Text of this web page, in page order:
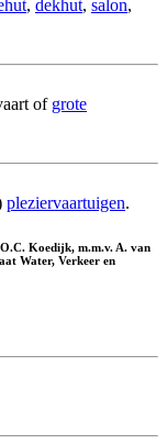
, dekhut, salon,
of grote
pleziervaartuigen.
Koedijk, m.m.v. A. van
Water, Verkeer en